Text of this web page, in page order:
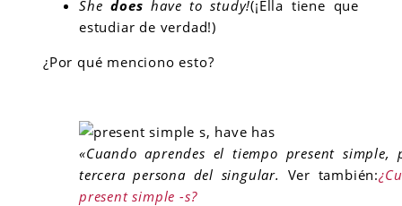
Shedoes have to study!(¡Ella tiene que
estudiar de verdad!)
¿Por qué menciono esto?
«Cuando aprendes el tiempo present
tercera persona del singular. Ver también:
present simple -s?